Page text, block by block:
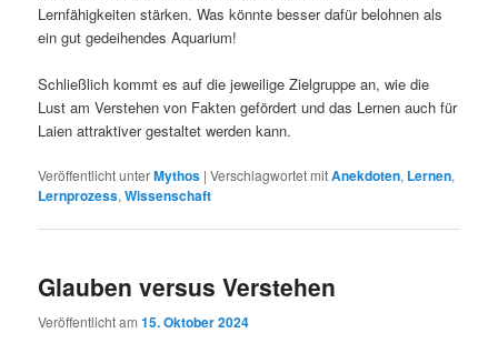
Lernfähigkeiten stärken. Was könnte besser dafür belohnen als
ein gut gedeihendes Aquarium!
Schließlich kommt es auf die jeweilige Zielgruppe an, wie die
Lust am Verstehen von Fakten gefördert und das Lernen auch für
Laien attraktiver gestaltet werden kann.
Veröffentlicht unterMythos |Verschlagwortet mitAnekdoten, Lernen,
Lernprozess,Wissenschaft
Glauben versus Verstehen
Veröffentlicht am15. Oktober 2024